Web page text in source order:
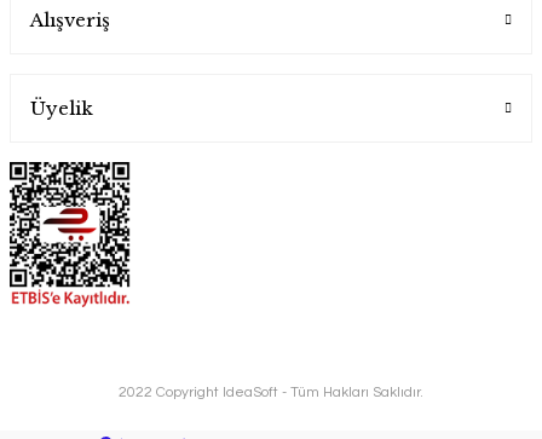
Alışveriş
Üyelik
2022 Copyright IdeaSoft - Tüm Hakları Saklıdır.